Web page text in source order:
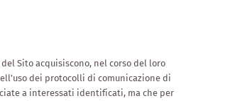
Sito acquisiscono, nel corso del loro
dei protocolli di comunicazione di
a interessati identificati, ma che per